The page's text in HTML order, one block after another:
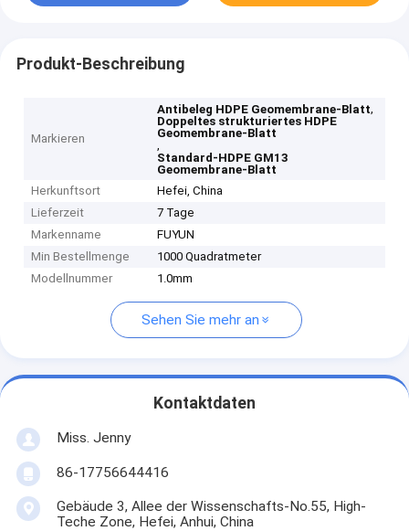
Produkt-Beschreibung
Markieren
Antibeleg HDPE Geomembrane-Blatt,
Doppeltes strukturiertes HDPE
Geomembrane-Blatt
,
Standard-HDPE GM13
Geomembrane-Blatt
Herkunftsort
Hefei, China
Lieferzeit
7 Tage
Markenname
FUYUN
Min Bestellmenge
1000 Quadratmeter
Modellnummer
1.0mm
Sehen Sie mehr an
Kontaktdaten
Miss. Jenny
86-17756644416
Gebäude 3, Allee der Wissenschafts-No.55, High-
Teche Zone, Hefei, Anhui, China